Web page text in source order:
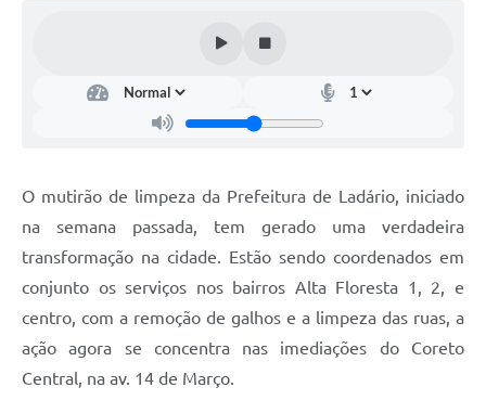
Telefones Úteis
O mutirão de limpeza da Prefeitura de Ladário, iniciado
na semana passada, tem gerado uma verdadeira
transformação na cidade. Estão sendo coordenados em
conjunto os serviços nos bairros Alta Floresta 1, 2, e
centro, com a remoção de galhos e a limpeza das ruas, a
ação agora se concentra nas imediações do Coreto
Central, na av. 14 de Março.